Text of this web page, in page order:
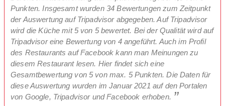
Punkten. Insgesamt wurden 34 Bewertungen zum Zeitpunkt
der Auswertung auf Tripadvisor abgegeben. Auf Tripadvisor
wird die Küche mit 5 von 5 bewertet. Bei der Qualität wird auf
Tripadvisor eine Bewertung von 4 angeführt. Auch im Profil
des Restaurants auf Facebook kann man Meinungen zu
diesem Restaurant lesen. Hier findet sich eine
Gesamtbewertung von 5 von max. 5 Punkten. Die Daten für
diese Auswertung wurden im Januar 2021 auf den Portalen
von Google, Tripadvisor und Facebook erhoben.